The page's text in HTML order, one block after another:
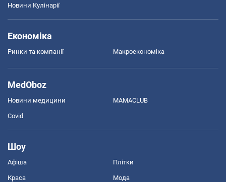
Новини Кулінарії
Економіка
Ринки та компанії Макроекономіка
MedOboz
Новини медицини MAMACLUB
Covid
Шоу
Афіша Плітки
Краса Мода